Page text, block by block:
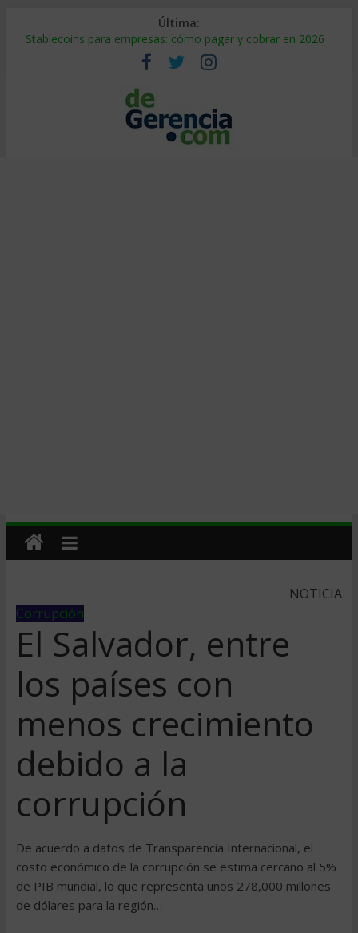
Última:
Stablecoins para empresas: cómo pagar y cobrar en 2026
Despido silencioso: qué es y por qué sale tan caro
IA en selección de personal: cómo auditarla a tiempo
Trabajo forzoso en la cadena de suministro: qué hacer
Mercado hispano de EE. UU.: cómo segmentarlo y venderle
NOTICIA
Corrupción
El Salvador, entre
los países con
menos crecimiento
debido a la
corrupción
De acuerdo a datos de Transparencia Internacional, el
costo económico de la corrupción se estima cercano al 5%
de PIB mundial, lo que representa unos 278,000 millones
de dólares para la región…